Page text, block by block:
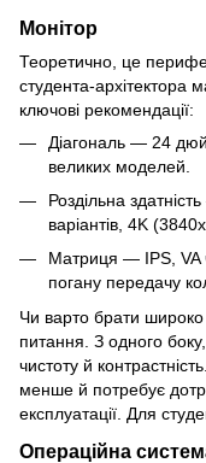
Монітор
Теоретично, це
студента-архітектора
ключові рекомендації:
Діагональ — 24
великих моделей.
Роздільна
варіантів, 4K
Матриця — IPS, VA
погану передачу
Чи варто брати
питання. З одного
чистоту й
менше й потребує
експлуатації. Для
Операційна